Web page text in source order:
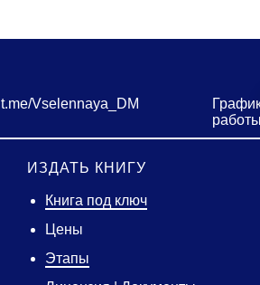
ИЗДАТЬ КНИГУ
Книга под ключ
Цены
Этапы
t.me/Vselennaya_DM
работы